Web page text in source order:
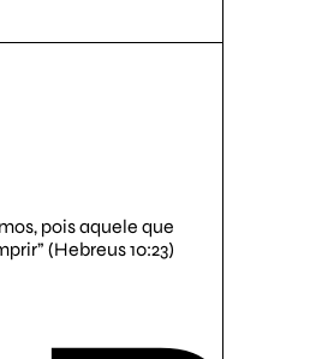
pois aquele que
(Hebreus 10:23)